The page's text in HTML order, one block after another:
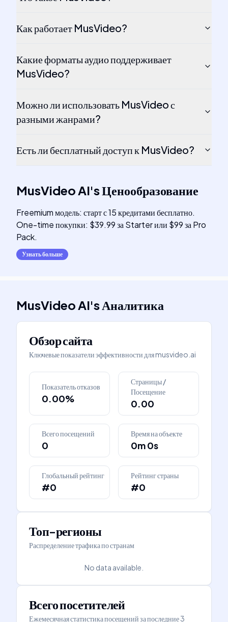
Как работает MusVideo?
Какие форматы аудио поддерживает
MusVideo?
Можно ли использовать MusVideo с
разными жанрами?
Есть ли бесплатный доступ к MusVideo?
MusVideo AI'sЦенообразование
Freemium модель: старт с 15 кредитами бесплатно.
One-time покупки: $39.99 за Starter или $99 за Pro
Pack.
Узнать больше
MusVideo AI'sАналитика
Обзор сайта
Ключевые показатели эффективности дляmusvideo.ai
Показатель отказов
0.00%
Страницы /
Посещение
0.00
Всего посещений
0
Время на объекте
0m 0s
Глобальный рейтинг
#0
Рейтинг страны
#0
Топ-регионы
Распределение трафика по странам
No data available.
Всего посетителей
Ежемесячная статистика посещений за последние 3